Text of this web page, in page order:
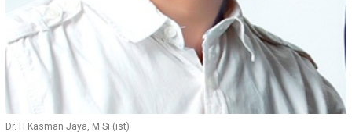
Dr. H Kasman Jaya, M.Si (ist)